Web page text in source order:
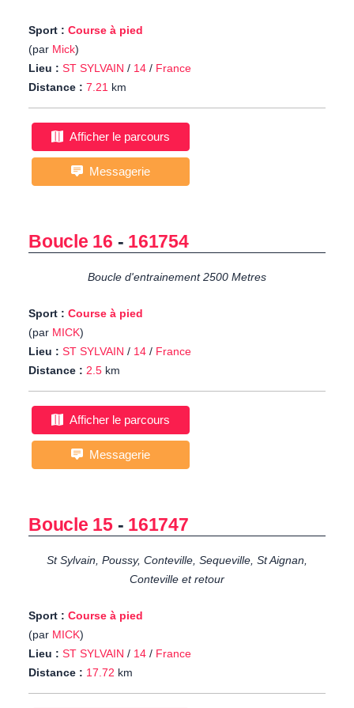
Sport : Course à pied
(par Mick)
Lieu : ST SYLVAIN / 14 / France
Distance : 7.21 km
Afficher le parcours
Messagerie
Boucle 16 - 161754
Boucle d'entrainement 2500 Metres
Sport : Course à pied
(par MICK)
Lieu : ST SYLVAIN / 14 / France
Distance : 2.5 km
Afficher le parcours
Messagerie
Boucle 15- 161747
St Sylvain, Poussy, Conteville, Sequeville, St Aignan,
Conteville et retour
Sport : Course à pied
(par MICK)
Lieu : ST SYLVAIN / 14 / France
Distance : 17.72 km